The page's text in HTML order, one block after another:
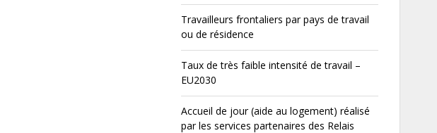
Travailleurs frontaliers par pays de travail
ou de résidence
Taux de très faible intensité de travail –
EU2030
Accueil de jour (aide au logement) réalisé
par les services partenaires des Relais